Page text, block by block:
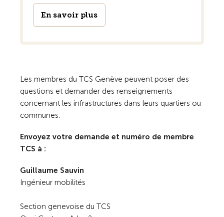
En savoir plus
Les membres du TCS Genève peuvent poser des
questions et demander des renseignements
concernant les infrastructures dans leurs quartiers ou
communes.
Envoyez votre demande et numéro de membre
TCS à :
Guillaume Sauvin
Ingénieur mobilités
Section genevoise du TCS